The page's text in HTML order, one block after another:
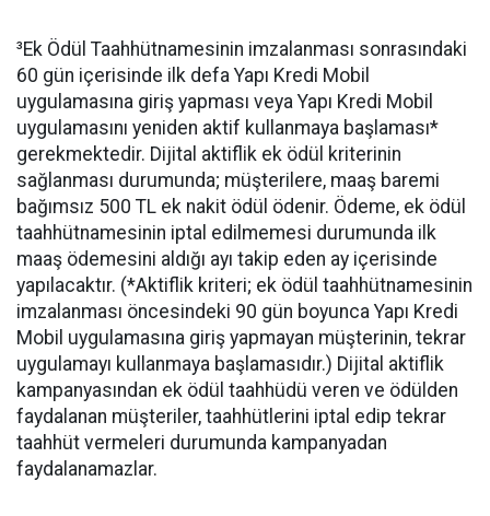
³Ek Ödül Taahhütnamesinin imzalanması sonrasındaki
60 gün içerisinde ilk defa Yapı Kredi Mobil
uygulamasına giriş yapması veya Yapı Kredi Mobil
uygulamasını yeniden aktif kullanmaya başlaması*
gerekmektedir. Dijital aktiflik ek ödül kriterinin
sağlanması durumunda; müşterilere, maaş baremi
bağımsız 500 TL ek nakit ödül ödenir. Ödeme, ek ödül
taahhütnamesinin iptal edilmemesi durumunda ilk
maaş ödemesini aldığı ayı takip eden ay içerisinde
yapılacaktır. (*Aktiflik kriteri; ek ödül taahhütnamesinin
imzalanması öncesindeki 90 gün boyunca Yapı Kredi
Mobil uygulamasına giriş yapmayan müşterinin, tekrar
uygulamayı kullanmaya başlamasıdır.) Dijital aktiflik
kampanyasından ek ödül taahhüdü veren ve ödülden
faydalanan müşteriler, taahhütlerini iptal edip tekrar
taahhüt vermeleri durumunda kampanyadan
faydalanamazlar.